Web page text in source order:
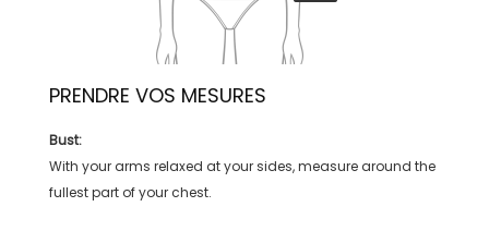
PRENDRE VOS MESURES
Bust:
With your arms relaxed at your sides, measure around the
fullest part of your chest.